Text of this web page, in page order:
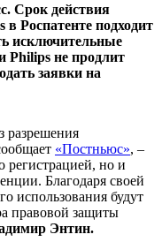
Срок действия
в Роспатенте подходит
исключительные
Philips не продлит
заявки на
разрешения
«Постньюс», –
регистрацией, но и
Благодаря своей
использования будут
правовой защиты
Энтин.